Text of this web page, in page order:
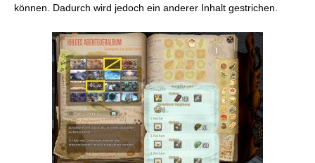
Ein Portal öffnen und betreten
10 Etagen eines Deep-Dungeons bestreiten
Frontline
Stahlschwingen
Crystalline Conflict
können. Dadurch wird jedoch ein anderer Inhalt gestrichen.